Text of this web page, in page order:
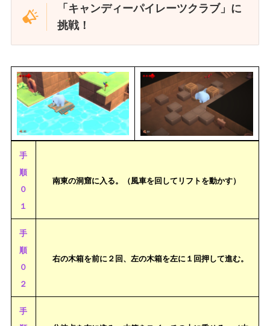
「キャンディーパイレーツクラブ」に
挑戦！
手
順
０
１
南東の洞窟に入る。（風車を回してリフトを動かす）
手
順
０
２
右の木箱を前に２回、左の木箱を左に１回押して進む。
手